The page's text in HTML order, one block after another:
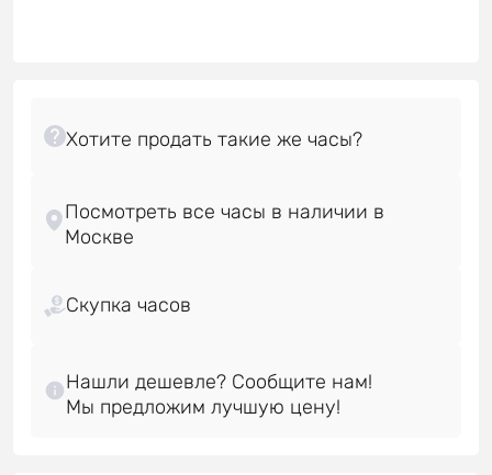
Посмотреть все часы в наличии в
Скупка часов
Нашли дешевле? Сообщите нам!